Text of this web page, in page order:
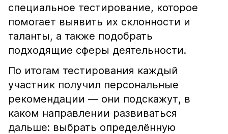
специальное тестирование, которое
помогает выявить их склонности и
таланты, а также подобрать
подходящие сферы деятельности.
По итогам тестирования каждый
участник получил персональные
рекомендации — они подскажут, в
каком направлении развиваться
дальше: выбрать определённую